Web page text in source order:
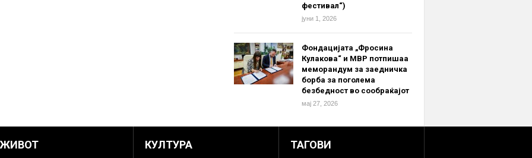
фестивал“)
јуни 1, 2026
Фондацијата „Фросина
Кулакова“ и МВР потпишаа
меморандум за заедничка
борба за поголема
безбедност во сообраќајот
мај 27, 2026
ЖИВОТ КУЛТУРА ТАГОВИ